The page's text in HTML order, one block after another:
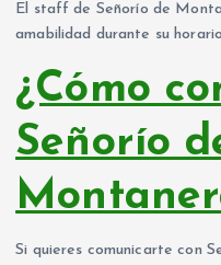
El staff de Señorío de
amabilidad durante su
¿Cómo
Señorío
Si quieres comunicarte con